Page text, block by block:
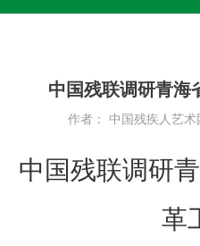
中国残联调研青海
作者： 中国残疾人艺术
中国残联调研
革